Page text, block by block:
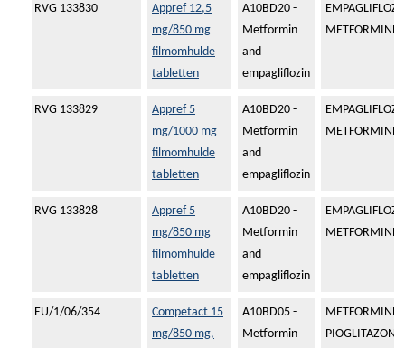
RVG 133830
Appref 12,5
mg/850 mg
filmomhulde
tabletten
A10BD20 -
Metformin
and
empagliflozin
RVG 133829
Appref 5
mg/1000 mg
filmomhulde
tabletten
A10BD20 -
Metformin
and
empagliflozin
RVG 133828
Appref 5
mg/850 mg
filmomhulde
tabletten
A10BD20 -
Metformin
and
empagliflozin
EU/1/06/354
Competact 15
mg/850 mg,
A10BD05 -
Metformin